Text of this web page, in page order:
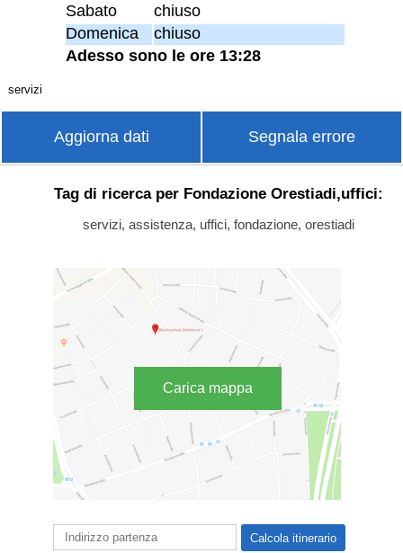
Sabato
chiuso
Domenica
chiuso
Adesso sono le ore 13:28
servizi
Aggiorna dati Segnala errore
Tag di ricerca per Fondazione Orestiadi,uffici:
servizi, assistenza, uffici, fondazione, orestiadi
Carica mappa